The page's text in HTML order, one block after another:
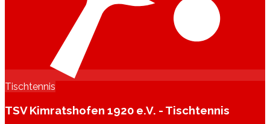
Tischtennis
TSV Kimratshofen 1920 e.V. - Tischtennis